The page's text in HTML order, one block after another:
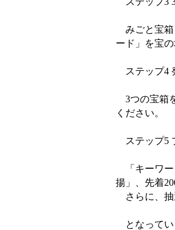
みごと宝箱
ード」を宝
ステップ4
3つの宝箱
ください。
ステップ5
「キーワー
揚」、先着
さらに、抽
となってい